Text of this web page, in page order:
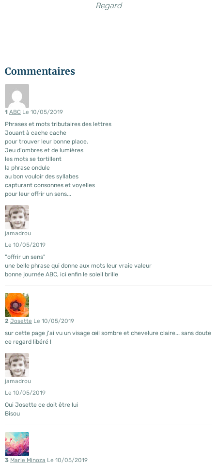
Regard
Commentaires
1 ABC Le 10/05/2019
Phrases et mots tributaires des lettres
Jouant à cache cache
pour trouver leur bonne place.
Jeu d'ombres et de lumières
les mots se tortillent
la phrase ondule
au bon vouloir des syllabes
capturant consonnes et voyelles
pour leur offrir un sens...
jamadrou
Le 10/05/2019
"offrir un sens"
une belle phrase qui donne aux mots leur vraie valeur
bonne journée ABC, ici enfin le soleil brille
2 Josette Le 10/05/2019
sur cette page j'ai vu un visage œil sombre et chevelure claire... sans doute
ce regard libéré !
jamadrou
Le 10/05/2019
Oui Josette ce doit être lui
Bisou
3 Marie Minoza Le 10/05/2019